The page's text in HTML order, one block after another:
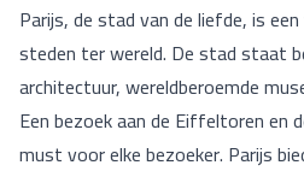
Parijs, de stad van de liefde, is
steden ter wereld. De stad staat
architectuur, wereldberoemde
Een bezoek aan de Eiffeltoren en
must voor elke bezoeker. Parijs